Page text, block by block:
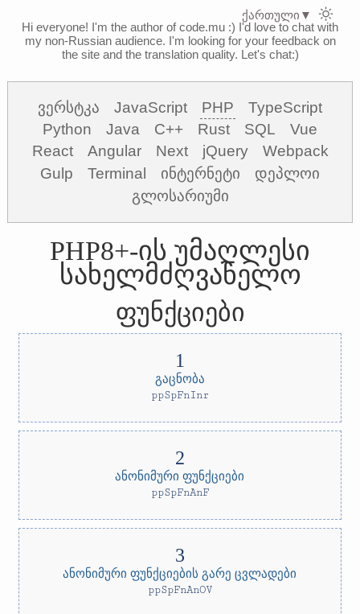
Hi everyone! I'm the author of code.mu :) I'd love to chat with
my non-Russian audience. I'm looking for your feedback on
the site and the translation quality. Let's chat:)
ვერსტკა JavaScript PHP
TypeScript
Python
Java C++ Rust SQL
Vue
React
Angular Next jQuery
Webpack
Gulp
Terminal ინტერნეტი
დეპლოი
გლოსარიუმი
PHP8+-ის უმაღლესი
სახელმძღვანელო
ფუნქციები
გაცნობა
ppSpFnInr
ანონიმური ფუნქციები
ppSpFnAnF
ანონიმური ფუნქციების გარე ცვლადები
ppSpFnAnOV
ქართული ▼